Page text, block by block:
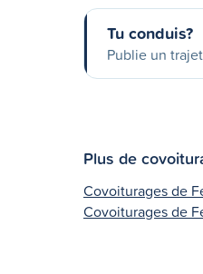
Tu conduis?
Publie un
Plus de
Covoiturages de
Covoiturages de